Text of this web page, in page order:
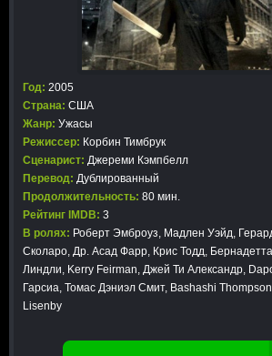
Год: 2005
Страна: США
Жанр: Ужасы
Режиссер: Корбин Тимбрук
Сценарист: Джереми Кэмпбелл
Перевод: Дублированный
Продолжительность: 80 мин.
Рейтинг IMDB: 3
В ролях: Роберт Эмброуз, Мадлен Уэйд,
Сколаро, Др. Асад Фарр, Крис Тодд,
Линдли, Kerry Feirman, Джей Ти Александр,
Гарсиа, Томас Дэниэл Смит, Bashashi
Lisenby